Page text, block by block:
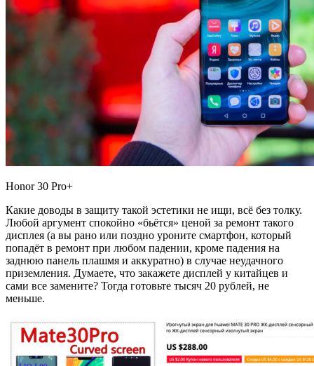
Honor 30 Pro+
Какие доводы в защиту такой эстетики не ищи, всё без толку.
Любой аргумент спокойно «бьётся» ценой за ремонт такого
дисплея (а вы рано или поздно уроните смартфон, который
попадёт в ремонт при любом падении, кроме падения на
заднюю панель плашмя и аккуратно) в случае неудачного
приземления. Думаете, что закажете дисплей у китайцев и
сами все замените? Тогда готовьте тысяч 20 рублей, не
меньше.